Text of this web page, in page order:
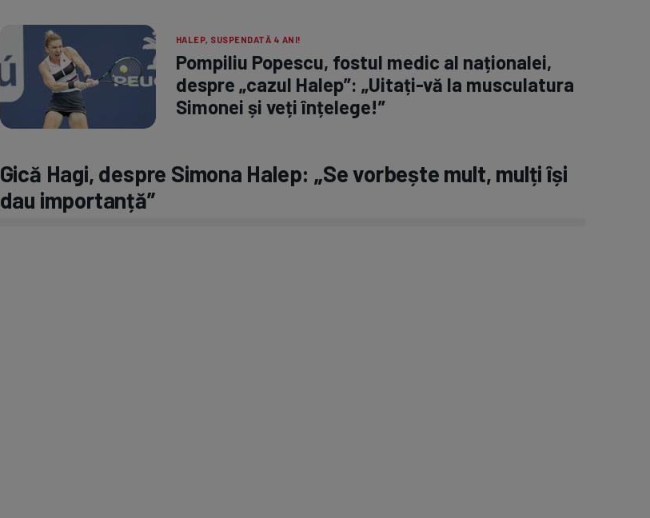
HALEP, SUSPENDATĂ 4 ANI!
Pompiliu Popescu, fostul medic al naționalei,
despre „cazul Halep”: „Uitați-vă la musculatura
Simonei și veți înțelege!”
Gică Hagi, despre Simona Halep: „Se vorbește mult, mulți își
dau importanță”